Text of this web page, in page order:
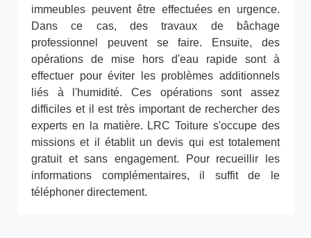
immeubles peuvent être effectuées en urgence.
Dans ce cas, des travaux de bâchage
professionnel peuvent se faire. Ensuite, des
opérations de mise hors d'eau rapide sont à
effectuer pour éviter les problèmes additionnels
liés à l'humidité. Ces opérations sont assez
difficiles et il est très important de rechercher des
experts en la matière. LRC Toiture s'occupe des
missions et il établit un devis qui est totalement
gratuit et sans engagement. Pour recueillir les
informations complémentaires, il suffit de le
téléphoner directement.